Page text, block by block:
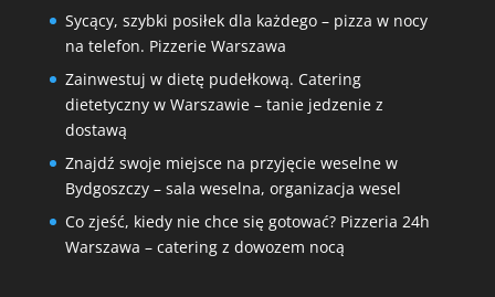
Sycący, szybki posiłek dla każdego – pizza w nocy
na telefon. Pizzerie Warszawa
Zainwestuj w dietę pudełkową. Catering
dietetyczny w Warszawie – tanie jedzenie z
dostawą
Znajdź swoje miejsce na przyjęcie weselne w
Bydgoszczy – sala weselna, organizacja wesel
Co zjeść, kiedy nie chce się gotować? Pizzeria 24h
Warszawa – catering z dowozem nocą